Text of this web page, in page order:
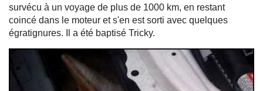
survécu à un voyage de plus de 1000 km, en restant
coincé dans le moteur et s'en est sorti avec quelques
égratignures. Il a été baptisé Tricky.